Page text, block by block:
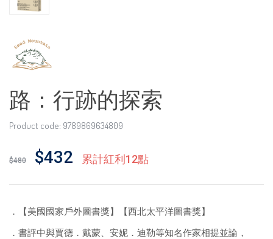
路：行跡的探索
Product code: 9789869634809
$480 $432 累計紅利12點
． 【美國國家戶外圖書獎】【西北太平洋圖書獎】
． 書評中與賈德．戴蒙、安妮．迪勒等知名作家相提並論，